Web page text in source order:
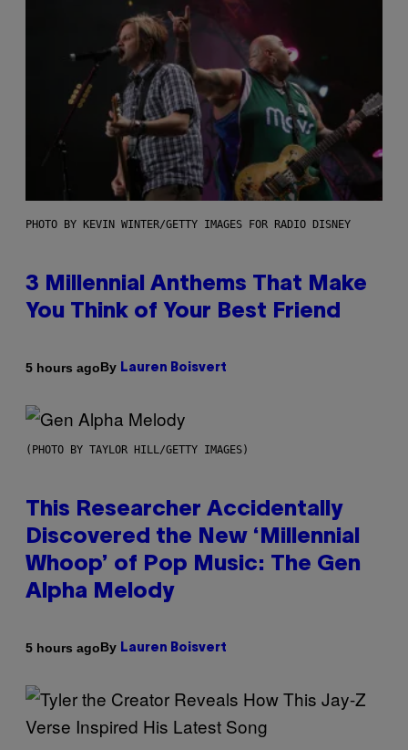
PHOTO BY KEVIN WINTER/GETTY IMAGES FOR RADIO DISNEY
3 Millennial Anthems That Make
You Think of Your Best Friend
5 hours agoBy Lauren Boisvert
(PHOTO BY TAYLOR HILL/GETTY IMAGES)
This Researcher Accidentally
Discovered the New ‘Millennial
Whoop’ of Pop Music: The Gen
Alpha Melody
5 hours agoBy Lauren Boisvert